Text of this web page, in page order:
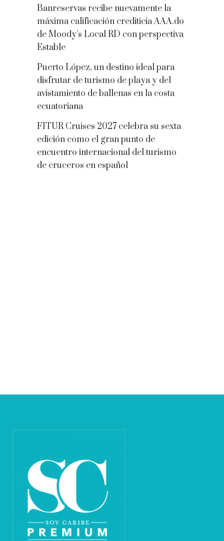
Banreservas recibe nuevamente la
máxima calificación crediticia AAA.do
de Moody’s Local RD con perspectiva
Estable
Puerto López, un destino ideal para
disfrutar de turismo de playa y del
avistamiento de ballenas en la costa
ecuatoriana
FITUR Cruises 2027 celebra su sexta
edición como el gran punto de
encuentro internacional del turismo
de cruceros en español